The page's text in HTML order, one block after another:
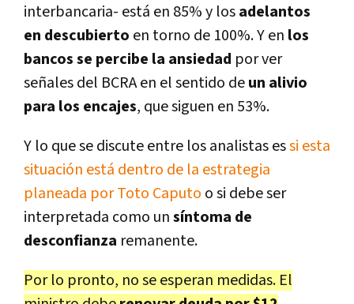
interbancaria- está en 85% y losadelantos
en descubierto en torno de 100%. Y en los
bancos se percibe la ansiedad por ver
señales del BCRA en el sentido deun alivio
para los encajes, que siguen en 53%.
Y lo que se discute entre los analistas essi esta
situación está dentro de la estrategia
planeada por Toto Caputo o si debe ser
interpretada como unsíntoma de
desconfianza remanente.
Por lo pronto, no se esperan medidas. El